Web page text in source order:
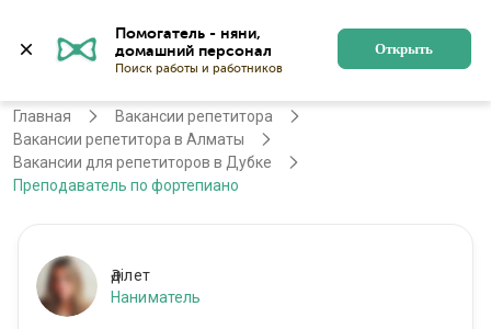
Помогатель - няни,
Поиск работы и работников
Открыть
Алматы Регистрация
Главная
Вакансии репетитора
Вакансии репетитора в Алматы
Вакансии для репетиторов в Дубке
Преподаватель по фортепиано
Әділет
Наниматель